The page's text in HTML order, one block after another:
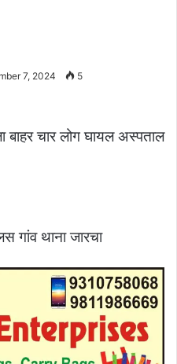
7, 2024 5
बाहर चार लोग घायल अस्पताल
गांव थाना जारचा